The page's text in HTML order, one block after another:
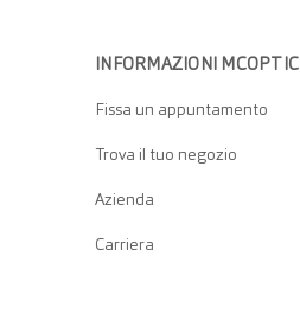
INFORMAZIONI MCOPTIC
Fissa un appuntamento
Trova il tuo negozio
Azienda
Carriera